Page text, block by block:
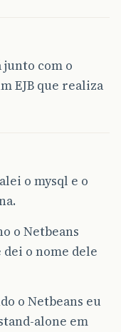
junto com o
EJB que realiza
o mysql e o
o Netbeans
dei o nome dele
o Netbeans eu
alone em